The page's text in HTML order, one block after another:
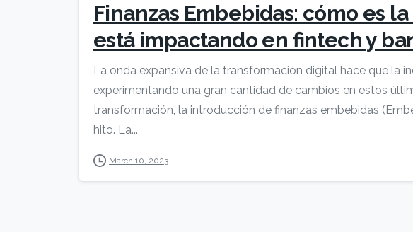
Finanzas Embebidas: cómo es
está impactando en fintech y
La onda expansiva de la transformación digital hace que la
experimentando una gran cantidad de cambios en estos
transformación, la introducción de finanzas embebidas
hito. La...
March 10, 2023